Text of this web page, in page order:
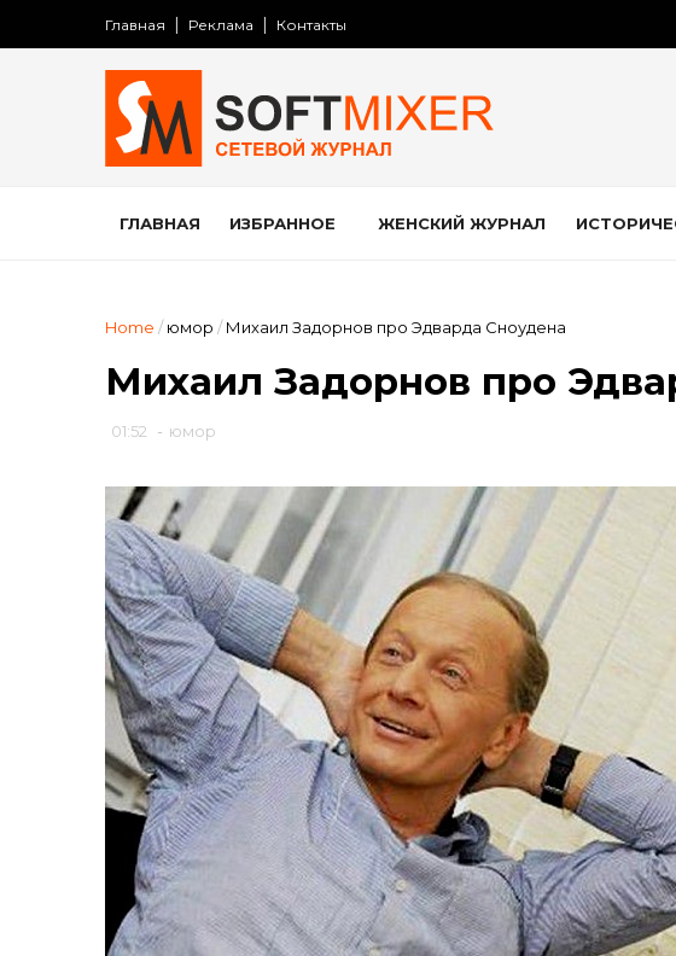
Главная Реклама Контакты
ГЛАВНАЯ ИЗБРАННОЕ ЖЕНСКИЙ ЖУРНАЛ
Home / юмор / Михаил Задорнов про Эдварда Сноудена
Михаил Задорнов про
01:52 - юмор